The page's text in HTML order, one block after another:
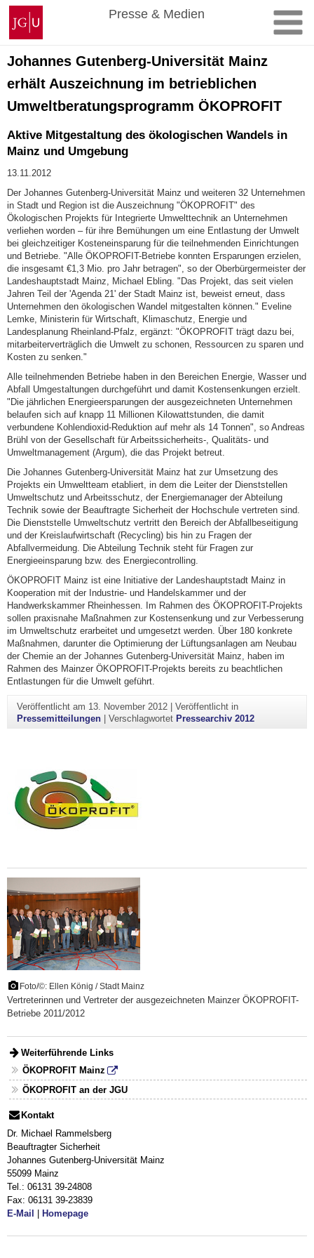
Zum
Inhalt
springen
Johannes
Gutenberg-
Universität
Mainz
Presse & Medien
Johannes Gutenberg-Universität Mainz
erhält Auszeichnung im betrieblichen
Umweltberatungsprogramm ÖKOPROFIT
Aktive Mitgestaltung des ökologischen Wandels in
Mainz und Umgebung
13.11.2012
Der Johannes Gutenberg-Universität Mainz und weiteren 32 Unternehmen
in Stadt und Region ist die Auszeichnung "ÖKOPROFIT" des
Ökologischen Projekts für Integrierte Umwelttechnik an Unternehmen
verliehen worden – für ihre Bemühungen um eine Entlastung der Umwelt
bei gleichzeitiger Kosteneinsparung für die teilnehmenden Einrichtungen
und Betriebe. "Alle ÖKOPROFIT-Betriebe konnten Ersparungen erzielen,
die insgesamt €1,3 Mio. pro Jahr betragen", so der Oberbürgermeister der
Landeshauptstadt Mainz, Michael Ebling. "Das Projekt, das seit vielen
Jahren Teil der 'Agenda 21' der Stadt Mainz ist, beweist erneut, dass
Unternehmen den ökologischen Wandel mitgestalten können." Eveline
Lemke, Ministerin für Wirtschaft, Klimaschutz, Energie und
Landesplanung Rheinland-Pfalz, ergänzt: "ÖKOPROFIT trägt dazu bei,
mitarbeiterverträglich die Umwelt zu schonen, Ressourcen zu sparen und
Kosten zu senken."
Alle teilnehmenden Betriebe haben in den Bereichen Energie, Wasser und
Abfall Umgestaltungen durchgeführt und damit Kostensenkungen erzielt.
"Die jährlichen Energieersparungen der ausgezeichneten Unternehmen
belaufen sich auf knapp 11 Millionen Kilowattstunden, die damit
verbundene Kohlendioxid-Reduktion auf mehr als 14 Tonnen", so Andreas
Brühl von der Gesellschaft für Arbeitssicherheits-, Qualitäts- und
Umweltmanagement (Argum), die das Projekt betreut.
Die Johannes Gutenberg-Universität Mainz hat zur Umsetzung des
Projekts ein Umweltteam etabliert, in dem die Leiter der Dienststellen
Umweltschutz und Arbeitsschutz, der Energiemanager der Abteilung
Technik sowie der Beauftragte Sicherheit der Hochschule vertreten sind.
Die Dienststelle Umweltschutz vertritt den Bereich der Abfallbeseitigung
und der Kreislaufwirtschaft (Recycling) bis hin zu Fragen der
Abfallvermeidung. Die Abteilung Technik steht für Fragen zur
Energieeinsparung bzw. des Energiecontrolling.
ÖKOPROFIT Mainz ist eine Initiative der Landeshauptstadt Mainz in
Kooperation mit der Industrie- und Handelskammer und der
Handwerkskammer Rheinhessen. Im Rahmen des ÖKOPROFIT-Projekts
sollen praxisnahe Maßnahmen zur Kostensenkung und zur Verbesserung
im Umweltschutz erarbeitet und umgesetzt werden. Über 180 konkrete
Maßnahmen, darunter die Optimierung der Lüftungsanlagen am Neubau
der Chemie an der Johannes Gutenberg-Universität Mainz, haben im
Rahmen des Mainzer ÖKOPROFIT-Projekts bereits zu beachtlichen
Entlastungen für die Umwelt geführt.
Veröffentlicht am 13. November 2012| Veröffentlicht in
Pressemitteilungen| Verschlagwortet Pressearchiv 2012
Foto/©: Ellen König / Stadt Mainz
Vertreterinnen und Vertreter der ausgezeichneten Mainzer ÖKOPROFIT-
Betriebe 2011/2012
Weiterführende Links
ÖKOPROFIT Mainz
ÖKOPROFIT an der JGU
Kontakt
Dr. Michael Rammelsberg
Beauftragter Sicherheit
Johannes Gutenberg-Universität Mainz
55099 Mainz
Tel.: 06131 39-24808
Fax: 06131 39-23839
E-Mail | Homepage